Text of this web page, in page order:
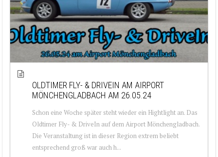
OLDTIMER FLY- & DRIVEIN AM AIRPORT
MÖNCHENGLADBACH AM 26.05.24
Schon eine Woche später steht wieder ein Hightlight an. Das
Oldtimer Fly- & DriveIn auf dem Airport Mönchengladbach.
Die Veranstaltung ist in dieser Region extrem beliebt
entsprechend groß war auch h...